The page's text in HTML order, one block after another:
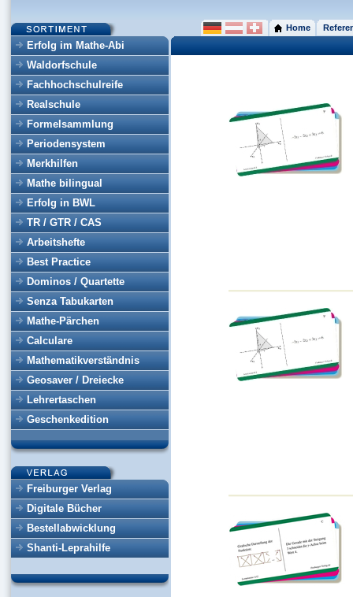
Erfolg im Mathe-Abi
Waldorfschule
Fachhochschulreife
Realschule
Formelsammlung
Periodensystem
Merkhilfen
Mathe bilingual
Erfolg in BWL
TR / GTR / CAS
Arbeitshefte
Best Practice
Dominos / Quartette
Senza Tabukarten
Mathe-Pärchen
Calculare
Mathematikverständnis
Geosaver / Dreiecke
Lehrertaschen
Geschenkedition
Freiburger Verlag
Digitale Bücher
Bestellabwicklung
Shanti-Leprahilfe
Home